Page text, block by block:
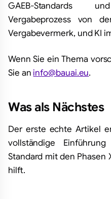
GAEB-Standards
Vergabeprozess von
Vergabevermerk, und KI
Wenn Sie ein Thema
Sie aninfo@bauai.eu.
Was als Nächstes
Der erste echte Artikel
vollständige
Standard mit den Phasen
hilft.